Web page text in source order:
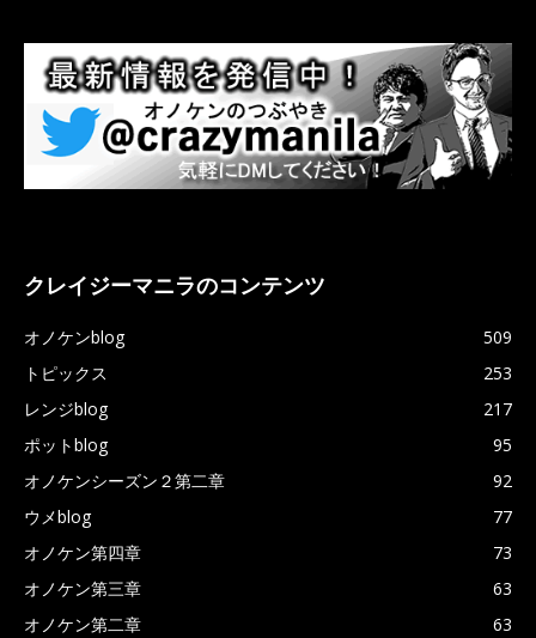
クレイジーマニラのコンテンツ
オノケンblog
509
トピックス
253
レンジblog
217
ポットblog
95
オノケンシーズン２第二章
92
ウメblog
77
オノケン第四章
73
オノケン第三章
63
オノケン第二章
63